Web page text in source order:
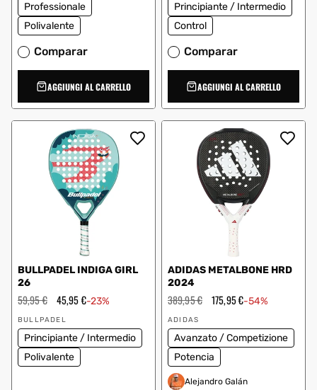
Professionale
Polivalente
Comparar
AGGIUNGI AL CARRELLO
Principiante / Intermedio
Control
Comparar
AGGIUNGI AL CARRELLO
BULLPADEL INDIGA GIRL
26
Prezzo
regolare
59,95 € Prezzo
scontato
45,95 €-23%
Fornitore:
BULLPADEL
Principiante / Intermedio
Polivalente
ADIDAS METALBONE HRD
2024
Prezzo
regolare
389,95 € Prezzo
scontato
175,95 €-54%
Fornitore:
ADIDAS
Avanzato / Competizione
Potencia
Alejandro Galán